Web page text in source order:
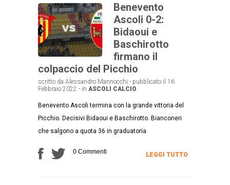
Benevento
Ascoli 0-2:
Bidaoui e
Baschirotto
firmano il
colpaccio del Picchio
scritto da Alessandro Mannocchi - pubblicato il 16
Febbraio 2022 - in ASCOLI CALCIO
Benevento Ascoli termina con la grande vittoria del
Picchio. Decisivi Bidaoui e Baschirotto. Bianconeri
che salgono a quota 36 in graduatoria
0 Commenti LEGGI TUTTO